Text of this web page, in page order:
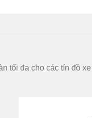
tối đa cho các tín đồ